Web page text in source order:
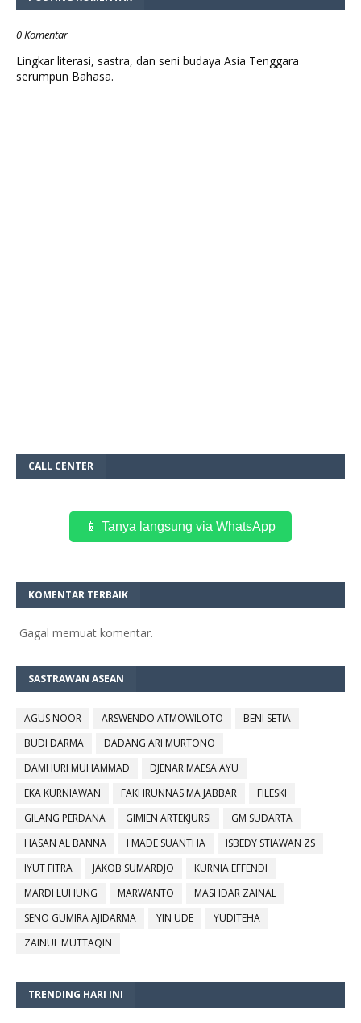
0 Komentar
Lingkar literasi, sastra, dan seni budaya Asia Tenggara
serumpun Bahasa.
CALL CENTER
📱 Tanya langsung via WhatsApp
KOMENTAR TERBAIK
Gagal memuat komentar.
SASTRAWAN ASEAN
AGUS NOOR ARSWENDO ATMOWILOTO
BENI SETIA
BUDI DARMA
DADANG ARI MURTONO
DAMHURI MUHAMMAD
DJENAR MAESA AYU
EKA KURNIAWAN
FAKHRUNNAS MA JABBAR
FILESKI
GILANG PERDANA
GIMIEN ARTEKJURSI
GM SUDARTA
HASAN AL BANNA
I MADE SUANTHA
ISBEDY STIAWAN ZS
IYUT FITRA
JAKOB SUMARDJO
KURNIA EFFENDI
MARDI LUHUNG
MARWANTO
MASHDAR ZAINAL
SENO GUMIRA AJIDARMA
YIN UDE
YUDITEHA
ZAINUL MUTTAQIN
TRENDING HARI INI